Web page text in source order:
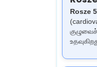
Rosze